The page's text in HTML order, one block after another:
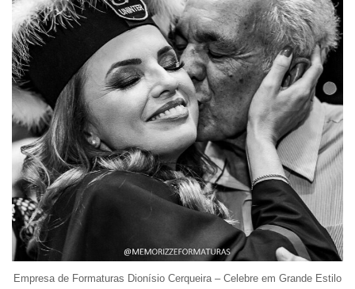
Empresa de Formaturas Dionísio Cerqueira – Celebre em Grande Estilo